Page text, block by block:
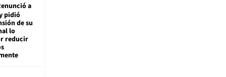
a
pidió
de su
lo
reducir